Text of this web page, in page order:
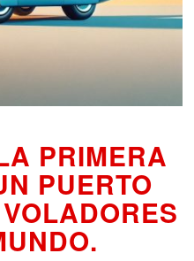
PRIMERA
PUERTO